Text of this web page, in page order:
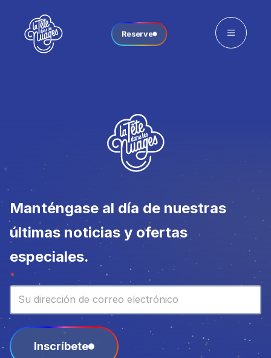
Reserve
Manténgase al día de nuestras
últimas noticias y ofertas
especiales.
Boletín
*
Inscríbete